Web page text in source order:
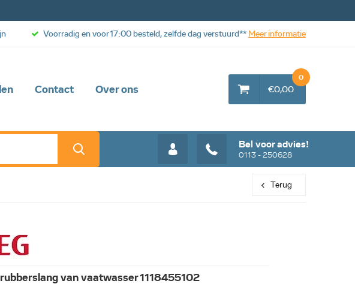
Contact Over ons
Bel voor advies!
0113 - 250628
€0,00
0
Voorradig en voor 17:00 besteld, zelfde dag verstuurd** Meer informatie
Terug
van vaatwasser 1118455102